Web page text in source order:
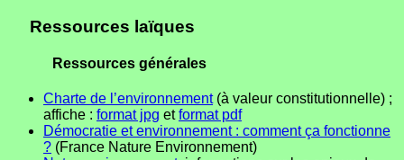
Ressources laïques
Ressources générales
Charte de l’environnement(à valeur constitutionnelle) ;
affiche : format jpg etformat pdf
Démocratie et environnement : comment ça fonctionne
? (France Nature Environnement)